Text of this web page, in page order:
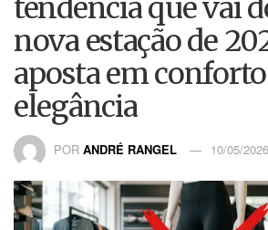
tendência que vai
nova estação de
aposta em
elegância
POR ANDRÉ RANGEL 10/05/2026